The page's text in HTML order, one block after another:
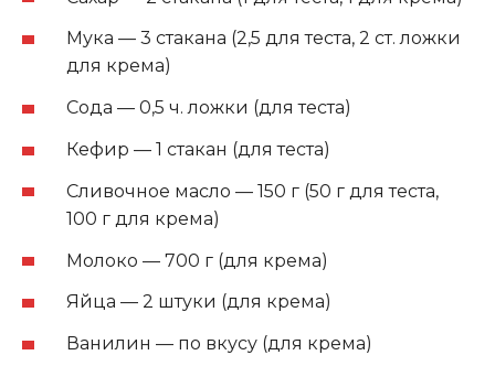
Мука — 3 стакана (2,5 для теста, 2 ст. ложки
для крема)
Сода — 0,5 ч. ложки (для теста)
Кефир — 1 стакан (для теста)
Сливочное масло — 150 г (50 г для теста,
100 г для крема)
Молоко — 700 г (для крема)
Яйца — 2 штуки (для крема)
Ванилин — по вкусу (для крема)